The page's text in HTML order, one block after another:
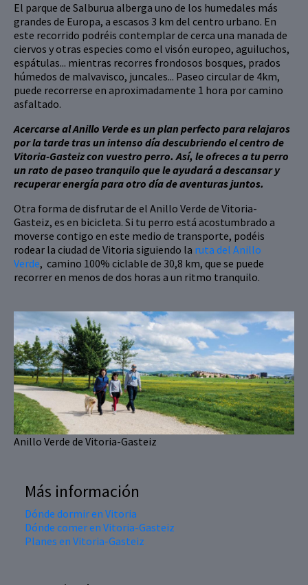
El parque de Salburua alberga uno de los humedales más
grandes de Europa, a escasos 3 km del centro urbano. En
este recorrido podréis contemplar de cerca una manada de
ciervos y otras especies como el visón europeo, aguiluchos,
espátulas... mientras recorres frondosos bosques, prados
húmedos de malvavisco, juncales... Paseo circular de 4km,
puede recorrerse en aproximadamente 1 hora por camino
asfaltado.
Acercarse al Anillo Verde es un plan perfecto para relajaros
por la tarde tras un intenso día descubriendo el centro de
Vitoria-Gasteiz con vuestro perro. Así, le ofreces a tu perro
un rato de paseo tranquilo que le ayudará a descansar y
recuperar energía para otro día de aventuras juntos.
Otra forma de disfrutar de el Anillo Verde de Vitoria-
Gasteiz, es en bicicleta. Si tu perro está acostumbrado a
moverse contigo en este medio de transporte, podéis
rodear la ciudad de Vitoria siguiendo la ruta del Anillo
Verde, camino 100% ciclable de 30,8 km, que se puede
recorrer en menos de dos horas a un ritmo tranquilo.
Anillo Verde de Vitoria-Gasteiz
Más información
Dónde dormir en Vitoria
Dónde comer en Vitoria-Gasteiz
Planes en Vitoria-Gasteiz